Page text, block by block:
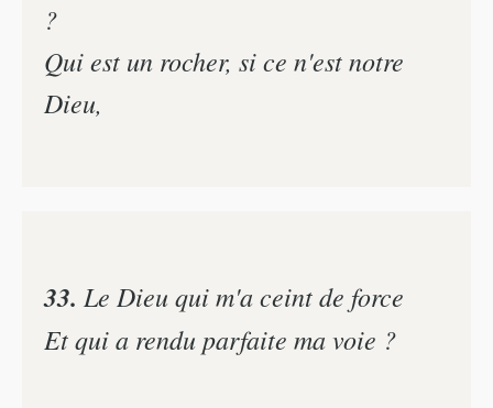
?
Qui est un rocher, si ce n'est notre
Dieu,
33. Le Dieu qui m'a ceint de force
Et qui a rendu parfaite ma voie ?